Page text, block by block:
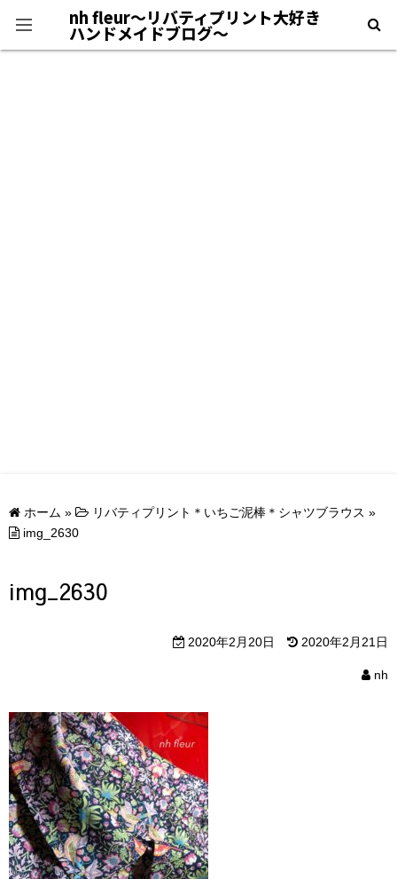
nh fleur〜リバティプリント大好き
ハンドメイドブログ〜
ホーム » リバティプリント＊いちご泥棒＊シャツブラウス »
img_2630
img_2630
2020年2月20日 2020年2月21日
nh